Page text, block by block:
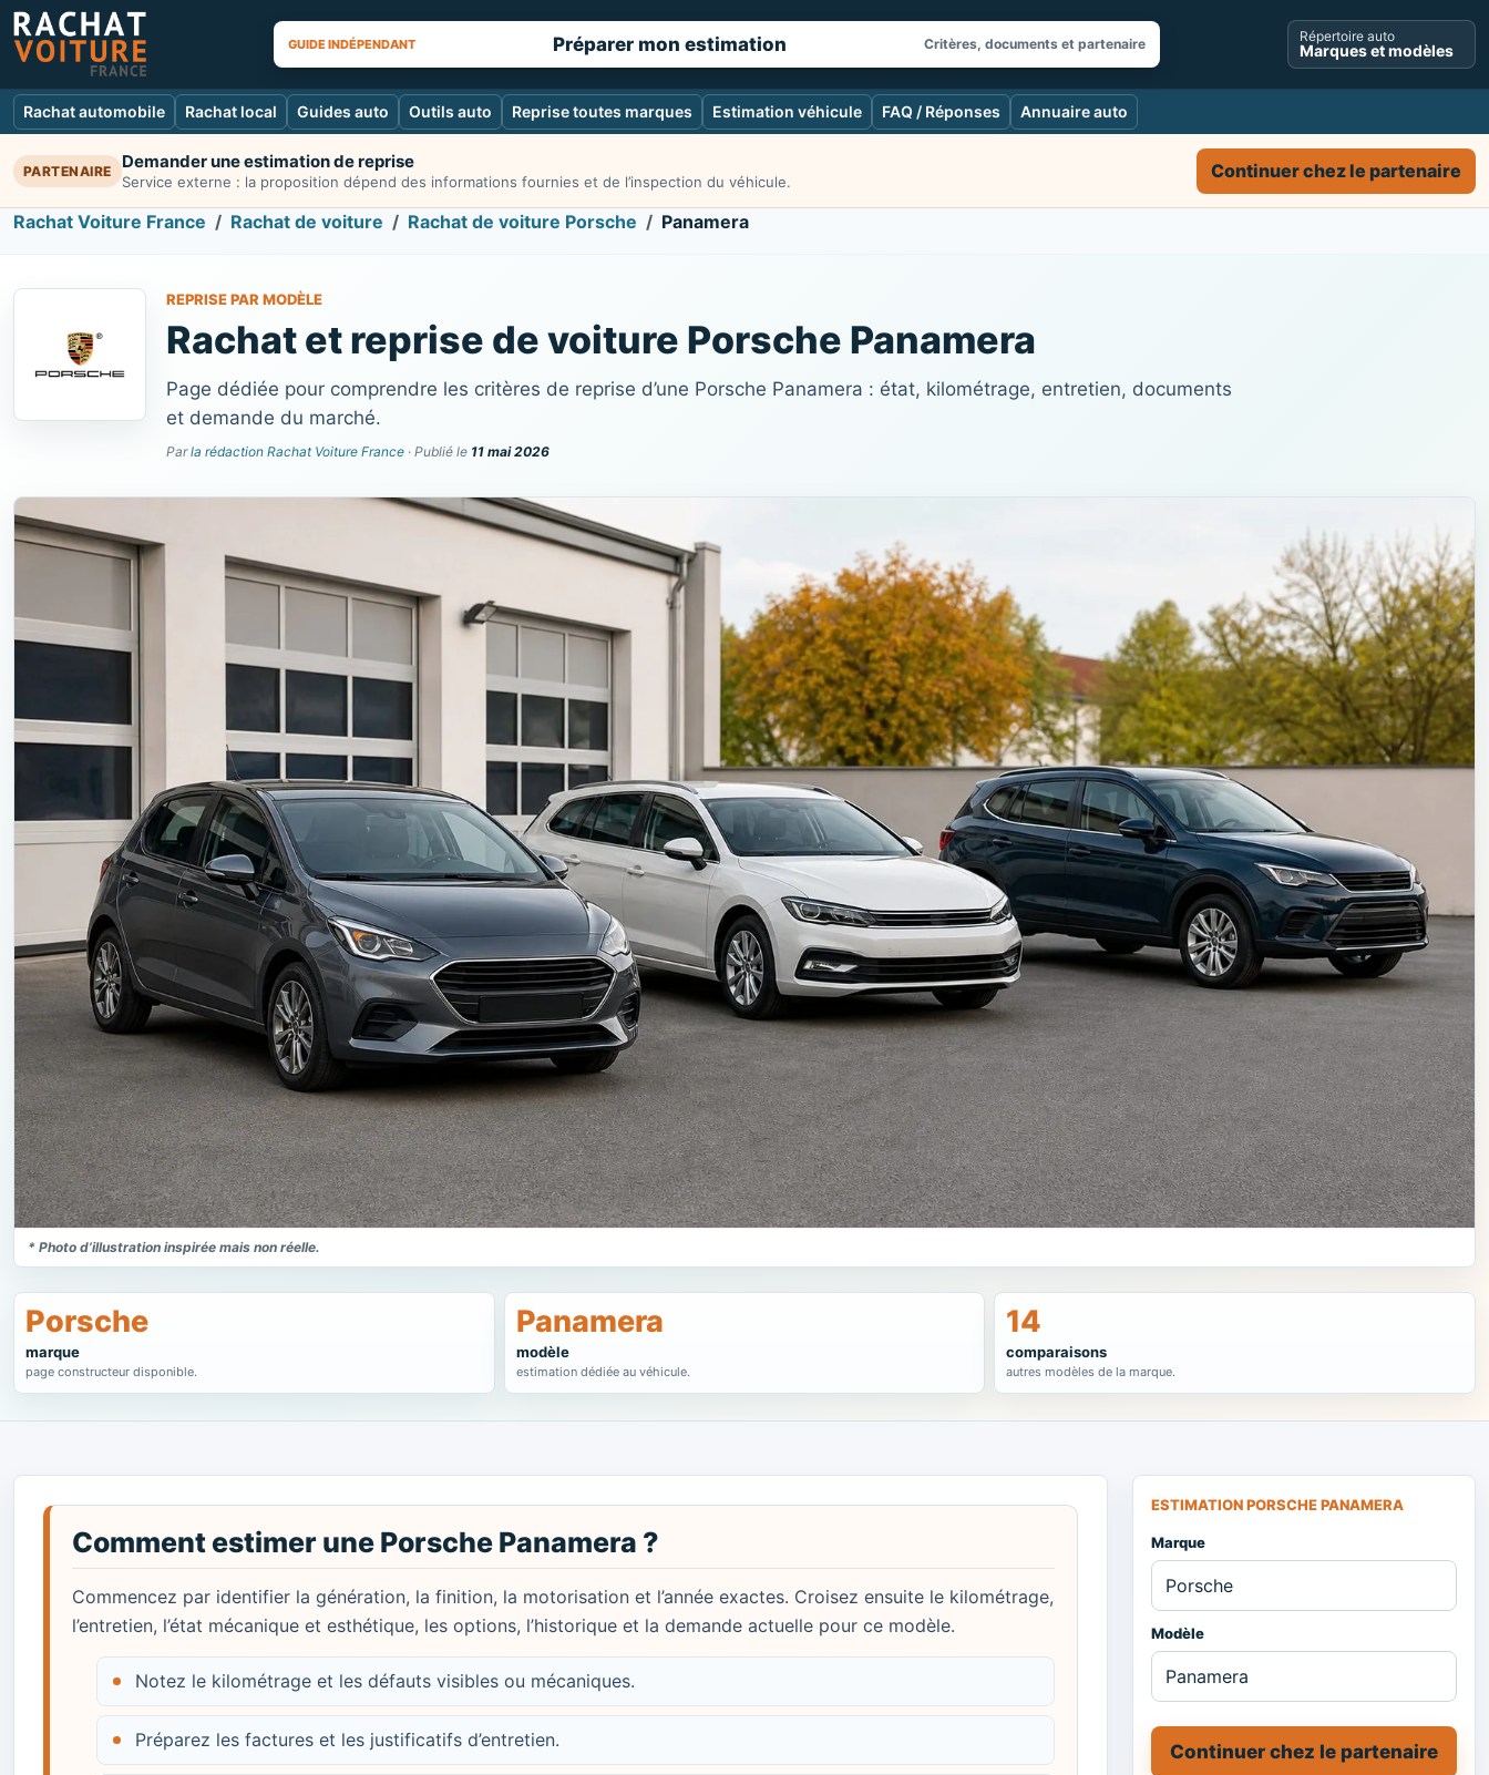
GUIDE INDÉPENDANT Préparer mon estimation Critères, documents et partenaire Répertoire auto
Marques et modèles
Rachat automobile Rachat local Guides auto Outils auto Reprise toutes marques Estimation véhicule FAQ / Réponses Annuaire auto
PARTENAIRE Demander une estimation de reprise
Service externe : la proposition dépend des informations fournies et de l’inspection du véhicule. Continuer chez le partenaire
Rachat Voiture France Rachat de voiture Rachat de voiture Porsche Panamera
REPRISE PAR MODÈLE
Rachat et reprise de voiture Porsche Panamera
Page dédiée pour comprendre les critères de reprise d’une Porsche Panamera : état, kilométrage, entretien, documents
et demande du marché.
Parla rédaction Rachat Voiture France · Publié le 11 mai 2026
* Photo d’illustration inspirée mais non réelle.
Porsche
marque
page constructeur disponible.
Panamera
modèle
estimation dédiée au véhicule.
14
comparaisons
autres modèles de la marque.
Comment estimer une Porsche Panamera ?
Commencez par identifier la génération, la finition, la motorisation et l’année exactes. Croisez ensuite le kilométrage,
l’entretien, l’état mécanique et esthétique, les options, l’historique et la demande actuelle pour ce modèle.
Notez le kilométrage et les défauts visibles ou mécaniques.
Préparez les factures et les justificatifs d’entretien.
ESTIMATION PORSCHE PANAMERA
Marque
Modèle
Continuer chez le partenaire